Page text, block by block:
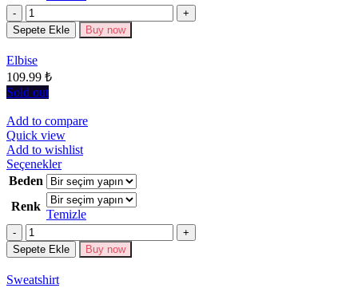
Seçenekler
Miktar
Sepete Ekle Buy now
Elbise
109.99 ₺
Sold out
Add to compare
Quick view
Add to wishlist
SeçeneklerBu
ürünün
birden
fazla
varyasyonu
Seçenekler
Beden
Renk
Temizle
Miktar
Sepete Ekle Buy now
Sweatshirt